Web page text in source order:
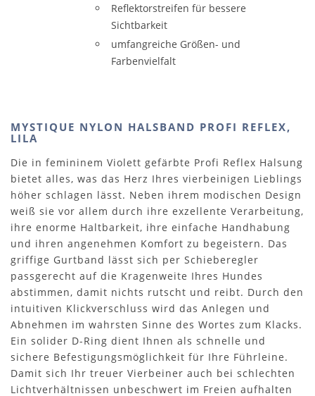
Reflektorstreifen für bessere
Sichtbarkeit
umfangreiche Größen- und
Farbenvielfalt
MYSTIQUE NYLON HALSBAND PROFI REFLEX,
LILA
Die in femininem Violett gefärbte Profi Reflex Halsung
bietet alles, was das Herz Ihres vierbeinigen Lieblings
höher schlagen lässt. Neben ihrem modischen Design
weiß sie vor allem durch ihre exzellente Verarbeitung,
ihre enorme Haltbarkeit, ihre einfache Handhabung
und ihren angenehmen Komfort zu begeistern. Das
griffige Gurtband lässt sich per Schieberegler
passgerecht auf die Kragenweite Ihres Hundes
abstimmen, damit nichts rutscht und reibt. Durch den
intuitiven Klickverschluss wird das Anlegen und
Abnehmen im wahrsten Sinne des Wortes zum Klacks.
Ein solider D-Ring dient Ihnen als schnelle und
sichere Befestigungsmöglichkeit für Ihre Führleine.
Damit sich Ihr treuer Vierbeiner auch bei schlechten
Lichtverhältnissen unbeschwert im Freien aufhalten